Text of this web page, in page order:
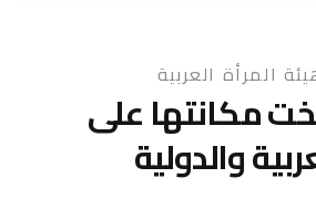
المرأة العربية
مكانتها على
والدولية